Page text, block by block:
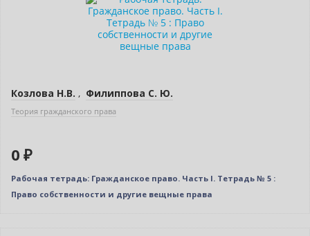
Козлова Н.В. , Филиппова С. Ю.
Теория гражданского права
0 ₽
Рабочая тетрадь: Гражданское право. Часть I. Тетрадь № 5 :
Право собственности и другие вещные права